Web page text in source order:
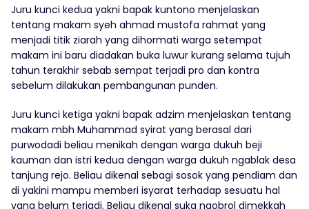
Juru kunci kedua yakni bapak kuntono menjelaskan
tentang makam syeh ahmad mustofa rahmat yang
menjadi titik ziarah yang dihormati warga setempat
makam ini baru diadakan buka luwur kurang selama tujuh
tahun terakhir sebab sempat terjadi pro dan kontra
sebelum dilakukan pembangunan punden.
Juru kunci ketiga yakni bapak adzim menjelaskan tentang
makam mbh Muhammad syirat yang berasal dari
purwodadi beliau menikah dengan warga dukuh beji
kauman dan istri kedua dengan warga dukuh ngablak desa
tanjung rejo. Beliau dikenal sebagi sosok yang pendiam dan
di yakini mampu memberi isyarat terhadap sesuatu hal
yang belum terjadi. Beliau dikenal suka ngobrol dimekkah